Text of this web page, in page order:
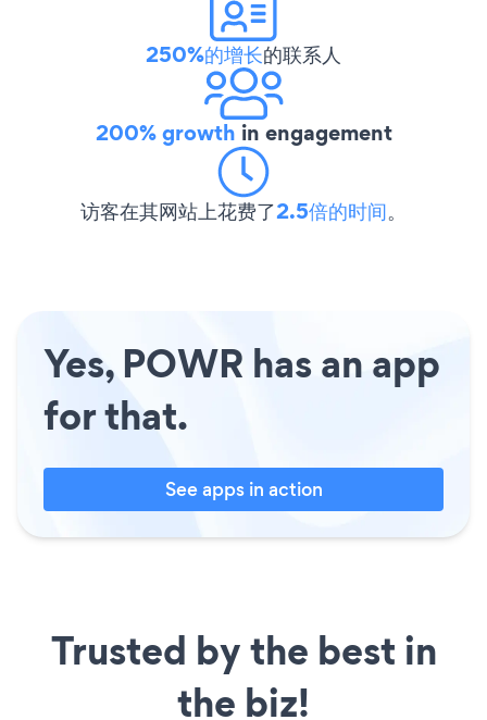
250%的增长的联系人
200% growth in engagement
访客在其网站上花费了2.5倍的时间。
Yes, POWR has an app
for that.
See apps in action
Trusted by the best in
the biz!